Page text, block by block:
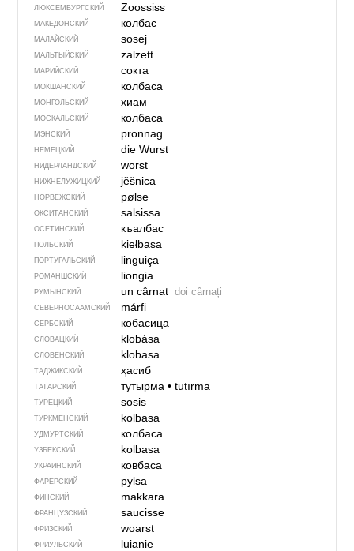
ЛЮКСЕМБУРГСКИЙ Zoossiss
МАКЕДОНСКИЙ колбас
МАЛАЙСКИЙ sosej
МАЛЬТЫЙСКИЙ zalzett
МАРИЙСКИЙ сокта
МОКШАНСКИЙ колбаса
МОНГОЛЬСКИЙ хиам
МОСКАЛЬСКИЙ колбаса
МЭНСКИЙ pronnag
НЕМЕЦКИЙ die Wurst
НИДЕРЛАНДСКИЙ worst
НИЖНЕЛУЖИЦКИЙ jěšnica
НОРВЕЖСКИЙ pølse
ОКСИТАНСКИЙ salsissa
ОСЕТИНСКИЙ къалбас
ПОЛЬСКИЙ kiełbasa
ПОРТУГАЛЬСКИЙ linguiça
РОМАНШСКИЙ liongia
РУМЫНСКИЙ un cârnat doi cârnați
СЕВЕР­НО­СА­АМ­СКИЙ márfi
СЕРБСКИЙ кобасица
СЛОВАЦКИЙ klobása
СЛОВЕНСКИЙ klobasa
ТАДЖИКСКИЙ ҳасиб
ТАТАРСКИЙ тутырма• tutırma
ТУРЕЦКИЙ sosis
ТУРКМЕНСКИЙ kolbasa
УДМУРТСКИЙ колбаса
УЗБЕКСКИЙ kolbasa
УКРАИНСКИЙ ковбаса
ФАРЕРСКИЙ pylsa
ФИНСКИЙ makkara
ФРАНЦУЗСКИЙ saucisse
ФРИЗСКИЙ woarst
ФРИУЛЬСКИЙ luianie